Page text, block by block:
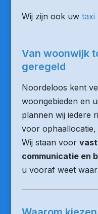
Wij zijn ook uw taxi
Van woonwijk
geregeld
Noordeloos kent
woongebieden en
plannen wij iedere
voor ophaallocatie,
Wij staan voor
communicatie en
u vooraf weet